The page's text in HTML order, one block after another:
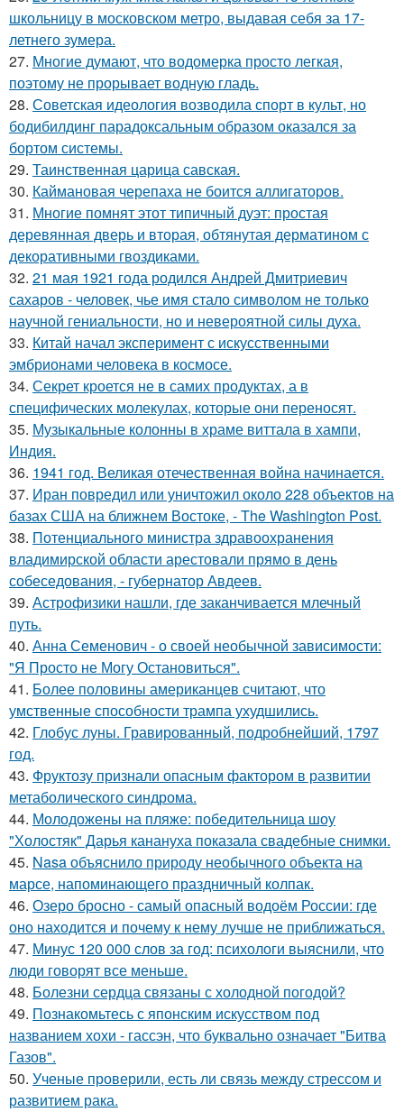
школьницу в московском метро, выдавая себя за 17-
летнего зумера.
27. Многие думают, что водомерка просто легкая,
поэтому не прорывает водную гладь.
28. Советская идеология возводила спорт в культ, но
бодибилдинг парадоксальным образом оказался за
бортом системы.
29. Таинственная царица савская.
30. Каймановая черепаха не боится аллигаторов.
31. Многие помнят этот типичный дуэт: простая
деревянная дверь и вторая, обтянутая дерматином с
декоративными гвоздиками.
32. 21 мая 1921 года родился Андрей Дмитриевич
сахаров - человек, чье имя стало символом не только
научной гениальности, но и невероятной силы духа.
33. Китай начал эксперимент с искусственными
эмбрионами человека в космосе.
34. Секрет кроется не в самих продуктах, а в
специфических молекулах, которые они переносят.
35. Музыкальные колонны в храме виттала в хампи,
Индия.
36. 1941 год. Великая отечественная война начинается.
37. Иран повредил или уничтожил около 228 объектов на
базах США на ближнем Востоке, - The Washington Post.
38. Потенциального министра здравоохранения
владимирской области арестовали прямо в день
собеседования, - губернатор Авдеев.
39. Астрофизики нашли, где заканчивается млечный
путь.
40. Анна Семенович - о своей необычной зависимости:
"Я Просто не Могу Остановиться".
41. Более половины американцев считают, что
умственные способности трампа ухудшились.
42. Глобус луны. Гравированный, подробнейший, 1797
год.
43. Фруктозу признали опасным фактором в развитии
метаболического синдрома.
44. Молодожены на пляже: победительница шоу
"Холостяк" Дарья канануха показала свадебные снимки.
45. Nasa объяснило природу необычного объекта на
марсе, напоминающего праздничный колпак.
46. Озеро бросно - самый опасный водоём России: где
оно находится и почему к нему лучше не приближаться.
47. Минус 120 000 слов за год: психологи выяснили, что
люди говорят все меньше.
48. Болезни сердца связаны с холодной погодой?
49. Познакомьтесь с японским искусством под
названием хохи - гассэн, что буквально означает "Битва
Газов".
50. Ученые проверили, есть ли связь между стрессом и
развитием рака.